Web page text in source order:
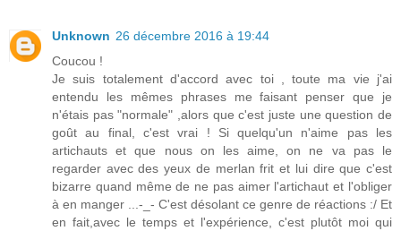
Unknown 26 décembre 2016 à 19:44
Coucou !
Je suis totalement d'accord avec toi , toute ma vie j'ai
entendu les mêmes phrases me faisant penser que je
n'étais pas "normale" ,alors que c'est juste une question de
goût au final, c'est vrai ! Si quelqu'un n'aime pas les
artichauts et que nous on les aime, on ne va pas le
regarder avec des yeux de merlan frit et lui dire que c'est
bizarre quand même de ne pas aimer l'artichaut et l'obliger
à en manger ...-_- C'est désolant ce genre de réactions :/ Et
en fait,avec le temps et l'expérience, c'est plutôt moi qui